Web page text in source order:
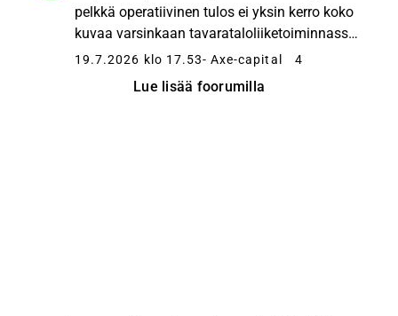
pelkkä operatiivinen tulos ei yksin kerro koko
kuvaa varsinkaan tavarataloliiketoiminnassa.
Siksi esimerkiksi EBITAL tai normalisoitu
Ajattelen kuitenkin...
19.7.2026 klo 17.53- Axe-capital 4
Lue lisää foorumilla